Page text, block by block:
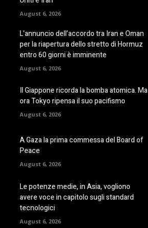
August 6, 2026
L’annuncio dell’accordo tra Iran e Oman
per la riapertura dello stretto di Hormuz
entro 60 giorni è imminente
August 6, 2026
Il Giappone ricorda la bomba atomica. Ma
ora Tokyo ripensa il suo pacifismo
August 6, 2026
A Gaza la prima commessa del Board of
Peace
August 6, 2026
Le potenze medie, in Asia, vogliono
avere voce in capitolo sugli standard
tecnologici
August 6, 2026